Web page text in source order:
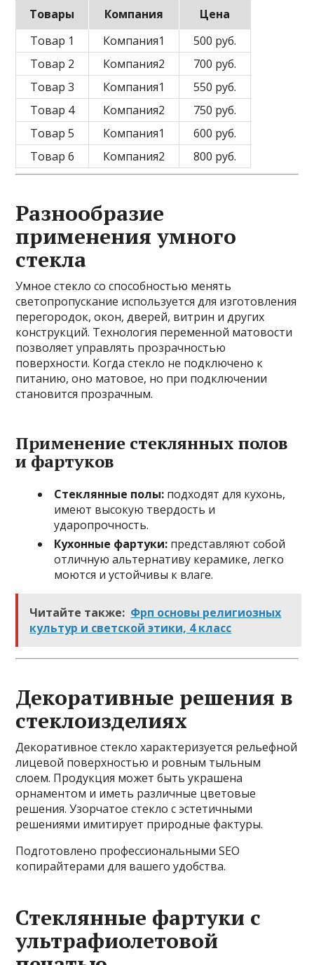
Товары Компания
Цена
Товар 1
Компания1
500 руб.
Товар 2
Компания2
700 руб.
Товар 3
Компания1
550 руб.
Товар 4
Компания2
750 руб.
Товар 5
Компания1
600 руб.
Товар 6
Компания2 800 руб.
Разнообразие
применения умного
стекла
Умное стекло со способностью менять
светопропускание используется для изготовления
перегородок, окон, дверей, витрин и других
конструкций. Технология переменной матовости
позволяет управлять прозрачностью
поверхности. Когда стекло не подключено к
питанию, оно матовое, но при подключении
становится прозрачным.
Применение стеклянных полов
и фартуков
Стеклянные полы: подходят для кухонь,
имеют высокую твердость и
ударопрочность.
Кухонные фартуки: представляют собой
отличную альтернативу керамике, легко
моются и устойчивы к влаге.
Читайте также: Фрп основы религиозных
культур и светской этики, 4 класс
Декоративные решения в
стеклоизделиях
Декоративное стекло характеризуется рельефной
лицевой поверхностью и ровным тыльным
слоем. Продукция может быть украшена
орнаментом и иметь различные цветовые
решения. Узорчатое стекло с эстетичными
решениями имитирует природные фактуры.
Подготовлено профессиональными SEO
копирайтерами для вашего удобства.
Стеклянные фартуки с
ультрафиолетовой